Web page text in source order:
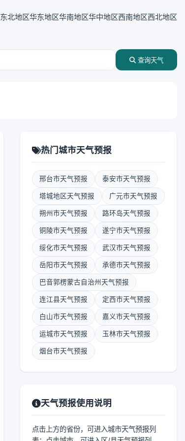
东北地区华东地区华南地区华中地区西南地区西北地区
查询天气
热门城市天气预报
邢台市天气预报 泰安市天气预报
塔城地区天气预报 广元市天气预报
朔州市天气预报 路环岛天气预报
铜陵市天气预报 遂宁市天气预报
绥化市天气预报 武汉市天气预报
岳阳市天气预报 承德市天气预报
巴音郭楞蒙古自治州天气预报
连江县天气预报 定西市天气预报
白山市天气预报 嘉义市天气预报
运城市天气预报 玉林市天气预报
烟台市天气预报
天气预报使用说明
点击上方的省份，可进入城市天气预报列